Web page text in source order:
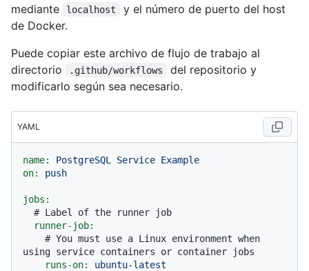
mediante
localhost
y el número de puerto del host
de Docker.
Puede copiar este archivo de flujo de trabajo al
directorio
.github/workflows
del repositorio y
modificarlo según sea necesario.
YAML
name: PostgreSQL Service Example
on:
push
jobs:
# Label of the runner job
runner-job:
# You must use a Linux environment when
using service containers or container jobs
runs-on:
ubuntu-latest